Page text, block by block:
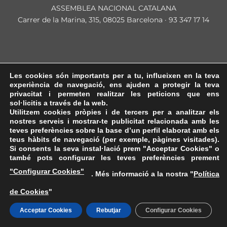
ASSEMBLEA NACIONAL CATALANA
Carrer de la Marina, 315, 08025 Barcelona · 93 347 17 14
Les cookies són importants per a tu, influeixen en la teva
experiència de navegació, ens ajuden a protegir la teva
privacitat i permeten realitzar les peticions que ens
sol·licitis a través de la web.
Utilitzem cookies pròpies i de tercers per a analitzar els
nostres serveis i mostrar-te publicitat relacionada amb les
teves preferències sobre la base d’un perfil elaborat amb els
teus hàbits de navegació (per exemple, pàgines visitades).
Si consents la seva instal·lació prem "Acceptar Cookies" o
també pots configurar les teves preferències prement
"Configurar Cookies"
. Més informació a la nostra "Política
de Cookies"
Acceptar Cookies Rebutjar Configurar Cookies